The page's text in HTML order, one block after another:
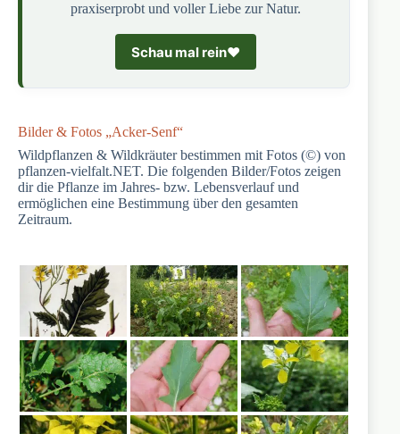
praxiserprobt und voller Liebe zur Natur.
Schau mal rein❤️
Bilder & Fotos „Acker-Senf“
Wildpflanzen & Wildkräuter bestimmen mit Fotos (©) von
pflanzen-vielfalt.NET. Die folgenden Bilder/Fotos zeigen
dir die Pflanze im Jahres- bzw. Lebensverlauf und
ermöglichen eine Bestimmung über den gesamten
Zeitraum.